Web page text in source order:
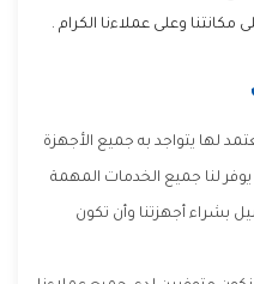
وعلى عملاءنا الكرام .
لها يتواجد به جميع الأجهزة
يوفر لنا جميع الخدمات المهمة
بشراء أجهزتنا وأن تكون